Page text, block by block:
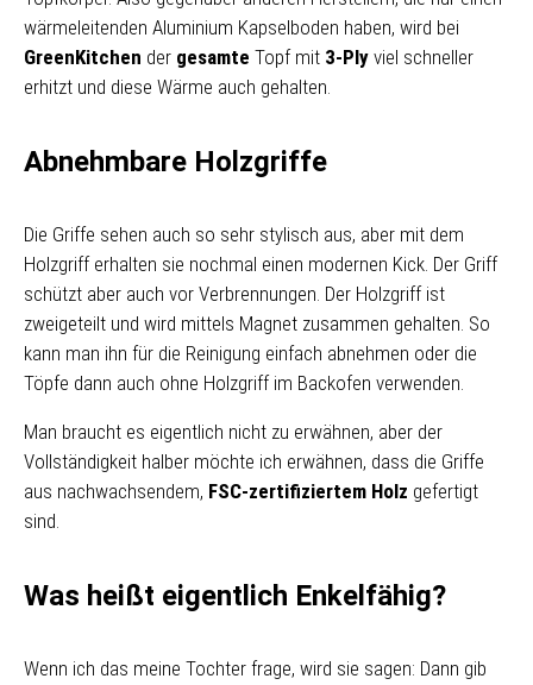
wärmeleitenden Aluminium Kapselboden haben, wird bei
GreenKitchen der gesamte Topf mit 3-Ply viel schneller
erhitzt und diese Wärme auch gehalten.
Abnehmbare Holzgriffe
Die Griffe sehen auch so sehr stylisch aus, aber mit dem
Holzgriff erhalten sie nochmal einen modernen Kick. Der Griff
schützt aber auch vor Verbrennungen. Der Holzgriff ist
zweigeteilt und wird mittels Magnet zusammen gehalten. So
kann man ihn für die Reinigung einfach abnehmen oder die
Töpfe dann auch ohne Holzgriff im Backofen verwenden.
Man braucht es eigentlich nicht zu erwähnen, aber der
Vollständigkeit halber möchte ich erwähnen, dass die Griffe
aus nachwachsendem, FSC-zertifiziertem Holz gefertigt
sind.
Was heißt eigentlich Enkelfähig?
Wenn ich das meine Tochter frage, wird sie sagen: Dann gib